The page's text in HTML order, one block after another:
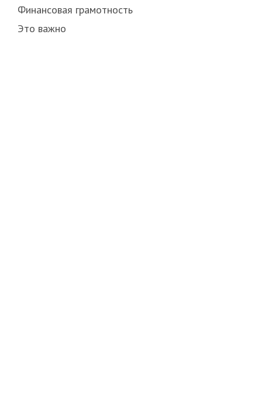
Финансовая грамотность
Это важно